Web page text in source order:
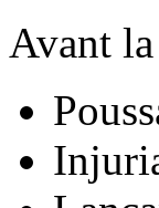
Avant